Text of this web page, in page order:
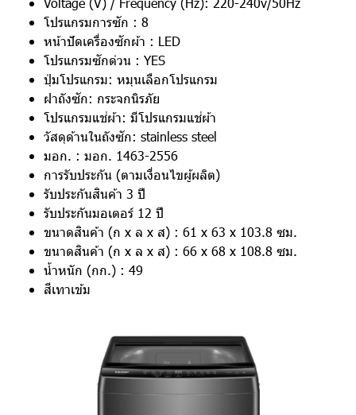
โปรแกรมการซัก : 8
หน้าปัดเครื่องซักผ้า : LED
โปรแกรมซักด่วน : YES
ปุ่มโปรแกรม: หมุนเลือกโปรแกรม
ฝาถังซัก: กระจกนิรภัย
โปรแกรมแช่ผ้า: มีโปรแกรมแช่ผ้า
วัสดุด้านในถังซัก: stainless steel
มอก. : มอก. 1463-2556
การรับประกัน (ตามเงื่อนไขผู้ผลิต)
รับประกันสินค้า 3 ปี
รับประกันมอเตอร์ 12 ปี
ขนาดสินค้า (ก x ล x ส) : 61 x 63 x 103.8 ซม.
ขนาดสินค้า (ก x ล x ส) : 66 x 68 x 108.8 ซม.
น้ำหนัก (กก.) : 49
สีเทาเข้ม